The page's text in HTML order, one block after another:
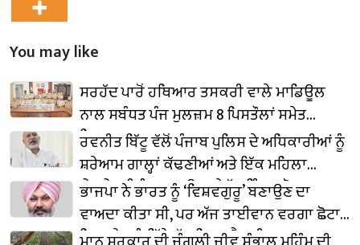
You may like
ਸਰਹੱਦ ਪਾਰੋਂ ਹਥਿਆਰ ਤਸਕਰੀ ਵਾਲੇ ਮਾਡਿਊਲ
ਨਾਲ ਸਬੰਧਤ ਪੰਜ ਮੁਲਜ਼ਮ 8 ਪਿਸਤੌਲਾਂ ਸਮੇਤ
ਗ੍ਰਿਫ਼ਤਾਰ
ਰਵਨੀਤ ਬਿੱਟੂ ਵੱਲੋਂ ਪੰਜਾਬ ਪੁਲਿਸ ਦੇ ਅਧਿਕਾਰੀਆਂ ਨੂੰ
ਸ਼ਰੇਆਮ ਗਾਲ੍ਹਾਂ ਕੱਢਣੀਆਂ ਅਤੇ ਇੱਕ ਮਹਿਲਾ
ਐਸਐਸਪੀ ਨੂੰ ਧਮਕਾਉਣਾ ਬੇਹੱਦ ਨਿੰਦਣਯੋਗ :
ਬਲਤੇਜ ਪੰਨੂ
ਭਾਜਪਾ ਨੇ ਭਾਰਤ ਨੂੰ ‘ਵਿਸ਼ਵਗੁਰੂ’ ਬਣਾਉਣ ਦਾ
ਵਾਅਦਾ ਕੀਤਾ ਸੀ, ਪਰ ਅੱਜ ਤਾਈਵਾਨ ਵਰਗਾ ਛੋਟਾ
ਜਿਹਾ ਦੇਸ਼ ਨੂੰ ਪਿੱਛੇ ਛੱਡ ਗਿਆ ਹੈ : ਚੀਮਾ